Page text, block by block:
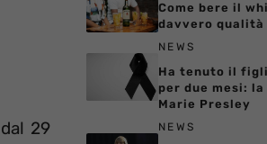
29
Come bere il
davvero qualità
NEWS
Ha tenuto il
per due mesi:
Marie Presley
NEWS